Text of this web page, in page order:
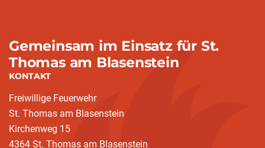
Gemeinsam im Einsatz für St.
Thomas am Blasenstein
KONTAKT
Freiwillige Feuerwehr
St. Thomas am Blasenstein
Kirchenweg 15
4364 St. Thomas am Blasenstein